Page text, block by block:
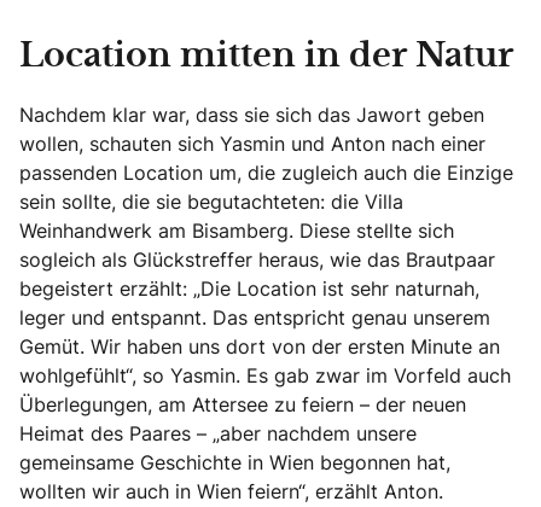
Location mitten in der Natur
Nachdem klar war, dass sie sich das Jawort geben
wollen, schauten sich Yasmin und Anton nach einer
passenden Location um, die zugleich auch die Einzige
sein sollte, die sie begutachteten: die Villa
Weinhandwerk am Bisamberg. Diese stellte sich
sogleich als Glückstreffer heraus, wie das Brautpaar
begeistert erzählt: „Die Location ist sehr naturnah,
leger und entspannt. Das entspricht genau unserem
Gemüt. Wir haben uns dort von der ersten Minute an
wohlgefühlt“, so Yasmin. Es gab zwar im Vorfeld auch
Überlegungen, am Attersee zu feiern – der neuen
Heimat des Paares – „aber nachdem unsere
gemeinsame Geschichte in Wien begonnen hat,
wollten wir auch in Wien feiern“, erzählt Anton.